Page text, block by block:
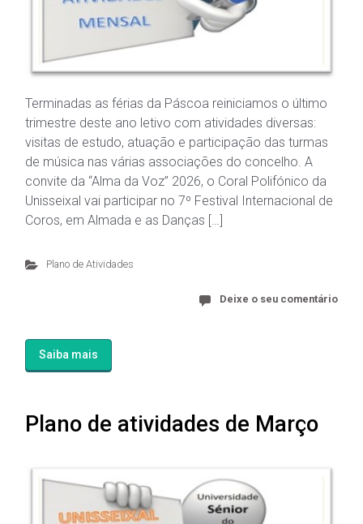
Terminadas as férias da Páscoa reiniciamos o último
trimestre deste ano letivo com atividades diversas:
visitas de estudo, atuação e participação das turmas
de música nas várias associações do concelho. A
convite da “Alma da Voz” 2026, o Coral Polifónico da
Unisseixal vai participar no 7º Festival Internacional de
Coros, em Almada e as Danças […]
Plano de Atividades
Deixe o seu comentário
Saiba mais
Plano de atividades de Março